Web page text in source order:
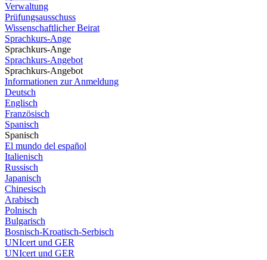
Verwaltung
Prüfungsausschuss
Wissenschaftlicher Beirat
Sprachkurs-Ange
Sprachkurs-Ange
Sprachkurs-Angebot
Sprachkurs-Angebot
Informationen zur Anmeldung
Deutsch
Englisch
Französisch
Spanisch
Spanisch
El mundo del español
Italienisch
Russisch
Japanisch
Chinesisch
Arabisch
Polnisch
Bulgarisch
Bosnisch-Kroatisch-Serbisch
UNIcert und GER
UNIcert und GER